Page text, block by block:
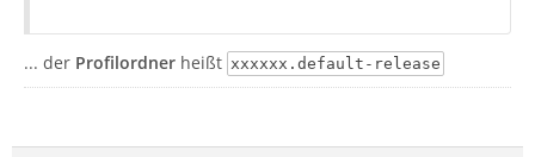
... der Profilordner heißt xxxxxx.default-release